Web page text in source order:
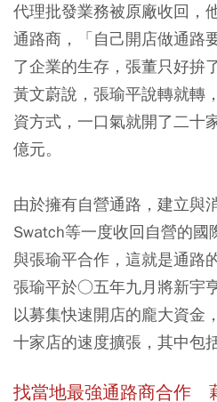
代理批發業務被原廠收回，
通路商，「自己開店做通路
了企業的生存，張董只好拚
黃文蔚說，張瑜平說轉就轉
資方式，一口氣就開了二十
億元。
由於擁有自營通路，建立與
Swatch等一度收回自營的
與張瑜平合作，這就是通路
張瑜平於○五年九月將新宇
以募集快速開店的龐大資金
十家店的速度擴張，其中包
找當地最強通路商合作